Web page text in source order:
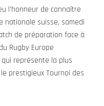
l'honneur de connaître
nationale suisse, samedi
de préparation face à
Rugby Europe
représente la plus
prestigieux Tournoi des